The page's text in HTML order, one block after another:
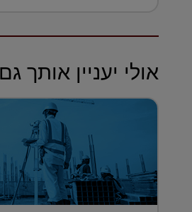
אולי יעניין אותך גם